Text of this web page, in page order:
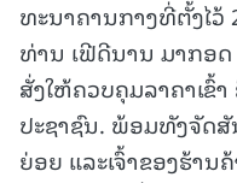
ທະນາຄານກາງທີ່ຕັ້ງໄວ້
ທ່ານ ເຟີດີນານ ມາກອ
ສັ່ງໃຫ້ຄວບຄຸມລາຄາເຂົ້
ປະຊາຊົນ. ພ້ອມທັງຈັດສັ
ຍ່ອຍ ແລະເຈົ້າຂອງຮ້າ